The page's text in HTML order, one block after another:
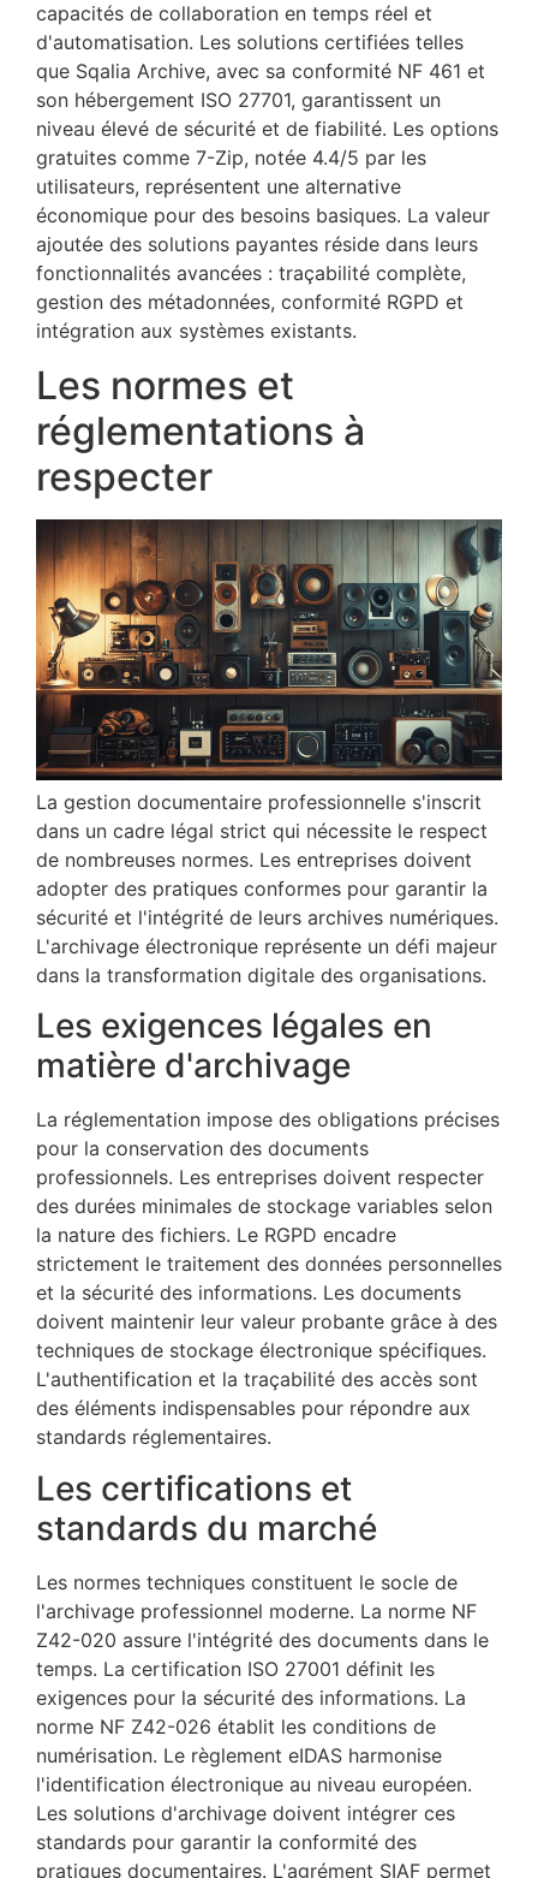
capacités de collaboration en temps réel et
d'automatisation. Les solutions certifiées telles
que Sqalia Archive, avec sa conformité NF 461 et
son hébergement ISO 27701, garantissent un
niveau élevé de sécurité et de fiabilité. Les options
gratuites comme 7-Zip, notée 4.4/5 par les
utilisateurs, représentent une alternative
économique pour des besoins basiques. La valeur
ajoutée des solutions payantes réside dans leurs
fonctionnalités avancées : traçabilité complète,
gestion des métadonnées, conformité RGPD et
intégration aux systèmes existants.
Les normes et
réglementations à
respecter
La gestion documentaire professionnelle s'inscrit
dans un cadre légal strict qui nécessite le respect
de nombreuses normes. Les entreprises doivent
adopter des pratiques conformes pour garantir la
sécurité et l'intégrité de leurs archives numériques.
L'archivage électronique représente un défi majeur
dans la transformation digitale des organisations.
Les exigences légales en
matière d'archivage
La réglementation impose des obligations précises
pour la conservation des documents
professionnels. Les entreprises doivent respecter
des durées minimales de stockage variables selon
la nature des fichiers. Le RGPD encadre
strictement le traitement des données personnelles
et la sécurité des informations. Les documents
doivent maintenir leur valeur probante grâce à des
techniques de stockage électronique spécifiques.
L'authentification et la traçabilité des accès sont
des éléments indispensables pour répondre aux
standards réglementaires.
Les certifications et
standards du marché
Les normes techniques constituent le socle de
l'archivage professionnel moderne. La norme NF
Z42-020 assure l'intégrité des documents dans le
temps. La certification ISO 27001 définit les
exigences pour la sécurité des informations. La
norme NF Z42-026 établit les conditions de
numérisation. Le règlement eIDAS harmonise
l'identification électronique au niveau européen.
Les solutions d'archivage doivent intégrer ces
standards pour garantir la conformité des
pratiques documentaires. L'agrément SIAF permet